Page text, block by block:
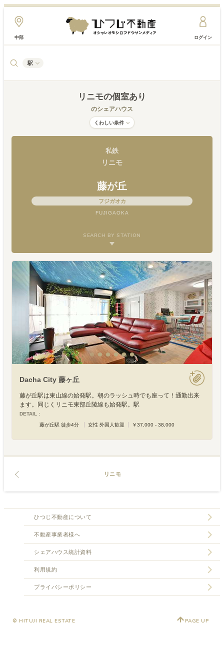
中部 ログイン
駅
リニモの個室あり
のシェアハウス
くわしい条件
私鉄
リニモ
藤が丘
フジガオカ
FUJIGAOKA
SEARCH BY STATION
Dacha City 藤ヶ丘
藤が丘駅は東山線の始発駅。朝のラッシュ時でも座って！通勤出来
ます。同じくリニモ東部丘陵線も始発駅。駅
DETAIL :
藤が丘駅 徒歩4分
女性 外国人歓迎 ￥37,000 - 38,000
リニモ
ひつじ不動産について
不動産事業者様へ
シェアハウス統計資料
利用規約
プライバシーポリシー
© HITUJI REAL ESTATE PAGE UP